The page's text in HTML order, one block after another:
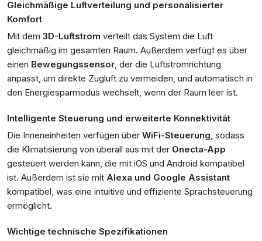
Gleichmäßige Luftverteilung und personalisierter
Komfort
Mit dem 3D-Luftstrom verteilt das System die Luft
gleichmäßig im gesamten Raum. Außerdem verfügt es über
einen Bewegungssensor, der die Luftstromrichtung
anpasst, um direkte Zugluft zu vermeiden, und automatisch in
den Energiesparmodus wechselt, wenn der Raum leer ist.
Intelligente Steuerung und erweiterte Konnektivität
Die Inneneinheiten verfügen über WiFi-Steuerung, sodass
die Klimatisierung von überall aus mit der Onecta-App
gesteuert werden kann, die mit iOS und Android kompatibel
ist. Außerdem ist sie mit Alexa und Google Assistant
kompatibel, was eine intuitive und effiziente Sprachsteuerung
ermöglicht.
Wichtige technische Spezifikationen